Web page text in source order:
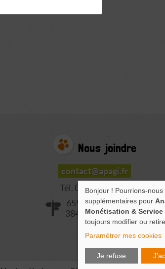
Nous joindre
contact@apagi.fr
Tél. 04 76 77 20 06
659 Route de L'Isère
38420 LE VERSOUD
Bonjour ! Pourrions-
supplémentaires pour
Monétisation &
toujours modifier ou
Paramétrer mes cookies
Je refuse